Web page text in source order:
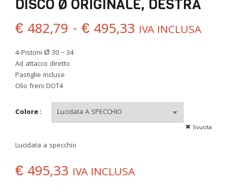
DISCO Ø ORIGINALE, DESTRA
€ 482,79 - € 495,33 Fascia
da
€ 482,79
IVA INCLUSA
4-Pistoni Ø 30 – 34
Ad attacco diretto
Pastiglie incluse
Olio freni DOT4
Colore
Svuota
Lucidata a specchio
€ 495,33 IVA INCLUSA